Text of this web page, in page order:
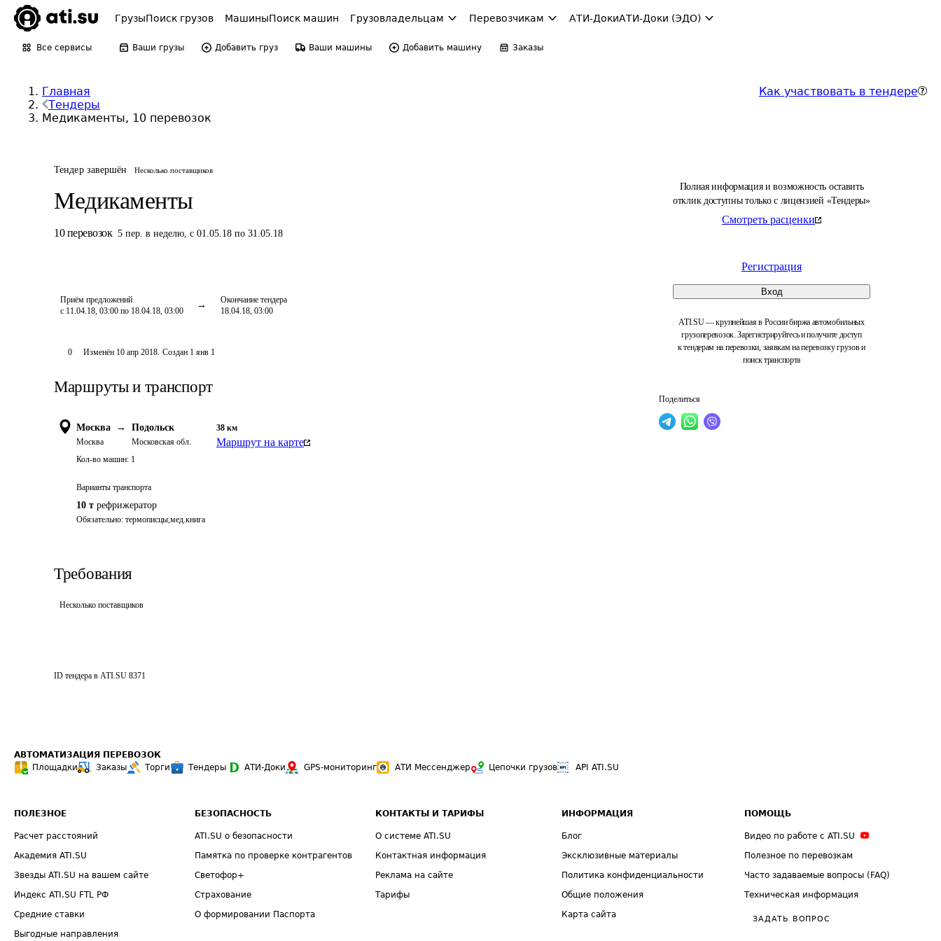
ГрузыПоиск грузов МашиныПоиск машин Грузовладельцам Перевозчикам АТИ-ДокиАТИ-Доки (ЭДО)
Все сервисы Ваши грузы Добавить груз Ваши машины Добавить машину Заказы
Главная
Тендеры
Медикаменты, 10 перевозок
Как участвовать в тендере
Тендер завершён Несколько поставщиков
Медикаменты
10 перевозок 5 пер. в неделю, с 01.05.18 по 31.05.18
Приём предложений
с 11.04.18, 03:00 по 18.04.18, 03:00
Окончание тендера
18.04.18, 03:00
Полная информация и возможность оставить
отклик доступны только с лицензией «Тендеры»
Смотреть расценки
Регистрация
Вход
ATI.SU — крупнейшая в России биржа автомобильных
грузоперевозок. Зарегистрируйтесь и получите доступ
к тендерам на перевозки, заявкам на перевозку грузов и
поиск транспорта
Поделиться
0 Изменён 10 апр 2018. Создан 1 янв 1
Маршруты и транспорт
Москва →
Москва
Подольск
Московская обл.
38 км
Маршрут на карте
Кол-во машин: 1
Варианты транспорта
10 т рефрижератор
Обязательно: термописцы,мед.книга
Требования
Несколько поставщиков
ID тендера в ATI.SU 8371
АВТОМАТИЗАЦИЯ ПЕРЕВОЗОК
Площадки
Заказы Торги Тендеры АТИ-Доки GPS-мониторинг АТИ Мессенджер Цепочки грузов API ATI.SU
ПОЛЕЗНОЕ
Расчет расстояний
Академия ATI.SU
Звезды ATI.SU на вашем сайте
Индекс ATI.SU FTL РФ
Средние ставки
Выгодные направления
БЕЗОПАСНОСТЬ
ATI.SU о безопасности
Памятка по проверке контрагентов
Светофор+
Страхование
О формировании Паспорта
КОНТАКТЫ И ТАРИФЫ
О системе ATI.SU
Контактная информация
Реклама на сайте
Тарифы
ИНФОРМАЦИЯ
Блог
Эксклюзивные материалы
Политика конфиденциальности
Общие положения
Карта сайта
ПОМОЩЬ
Видео по работе с ATI.SU
Полезное по перевозкам
Часто задаваемые вопросы (FAQ)
Техническая информация
ЗАДАТЬ ВОПРОС